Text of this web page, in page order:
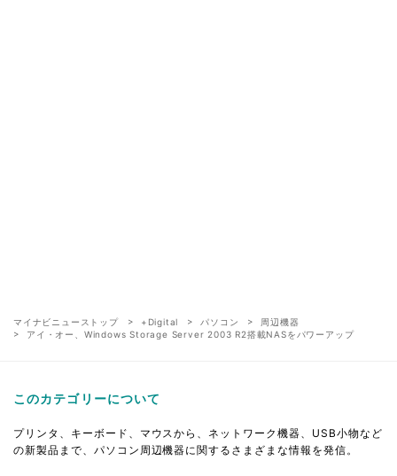
マイナビニューストップ +Digital パソコン
周辺機器
アイ・オー、Windows Storage Server 2003 R2搭載NASをパワーアップ
このカテゴリーについて
プリンタ、キーボード、マウスから、ネットワーク機器、USB小物など
の新製品まで、パソコン周辺機器に関するさまざまな情報を発信。